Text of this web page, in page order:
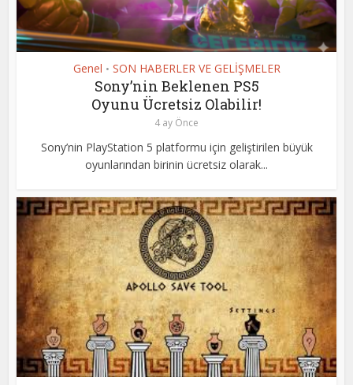
Genel • SON HABERLER VE GELİŞMELER
Sony’nin Beklenen PS5
Oyunu Ücretsiz Olabilir!
4 ay Önce
Sony’nin PlayStation 5 platformu için geliştirilen büyük
oyunlarından birinin ücretsiz olarak...